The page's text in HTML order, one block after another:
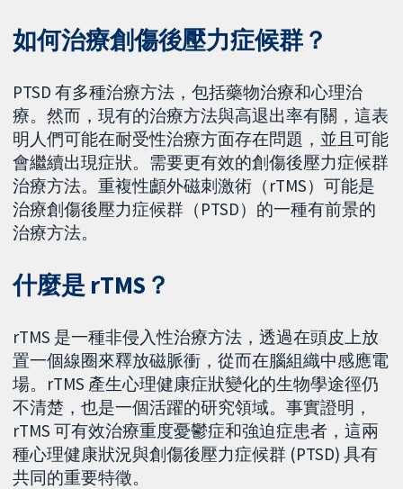
如何治療創傷後壓力症候群？
PTSD 有多種治療方法，包括藥物治療和心理治
療。然而，現有的治療方法與高退出率有關，這表
明​​人們可能在耐受性治療方面存在問題，並且可能
會繼續出現症狀。需要更有效的創傷後壓力症候群
治療方法。重複性顱外磁刺激術（rTMS）可能是
治療創傷後壓力症候群（PTSD）的一種有前景的
治療方法。
什麼是 rTMS？
rTMS 是一種非侵入性治療方法，透過在頭皮上放
置一個線圈來釋放磁脈衝，從而在腦組織中感應電
場。rTMS 產生心理健康症狀變化的生物學途徑仍
不清楚，也是一個活躍的研究領域。事實證明，
rTMS 可有效治療重度憂鬱症和強迫症患者，這兩
種心理健康狀況與創傷後壓力症候群 (PTSD) 具有
共同的重要特徵。